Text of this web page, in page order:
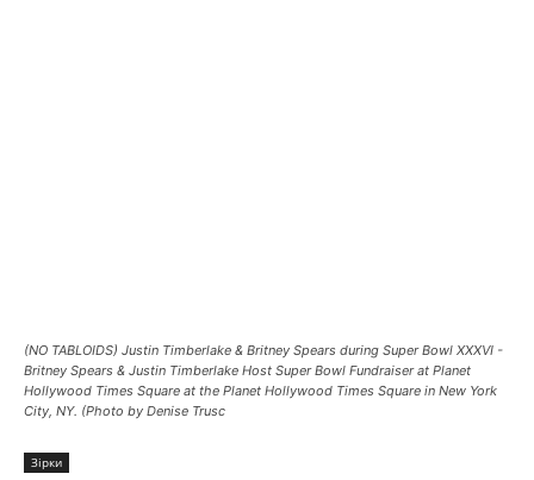
(NO TABLOIDS) Justin Timberlake & Britney Spears during Super Bowl XXXVI -
Britney Spears & Justin Timberlake Host Super Bowl Fundraiser at Planet
Hollywood Times Square at the Planet Hollywood Times Square in New York
City, NY. (Photo by Denise Trusc
Зірки